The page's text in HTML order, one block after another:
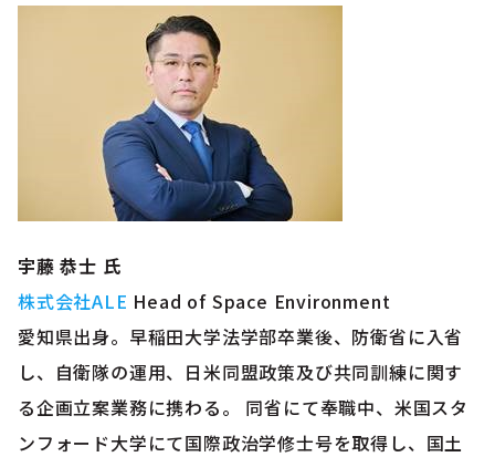
宇藤 恭士 氏
株式会社ALE Head of Space Environment
愛知県出身。早稲田大学法学部卒業後、防衛省に入省
し、自衛隊の運用、日米同盟政策及び共同訓練に関す
る企画立案業務に携わる。 同省にて奉職中、米国スタ
ンフォード大学にて国際政治学修士号を取得し、国土